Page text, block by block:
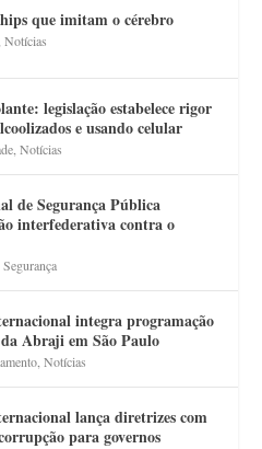
que imitam o cérebro
,Notícias
legislação estabelece rigor
e usando celular
,Notícias
de Segurança Pública
interfederativa contra o
,Segurança
integra programação
da Abraji em São Paulo
,Notícias
lança diretrizes com
para governos